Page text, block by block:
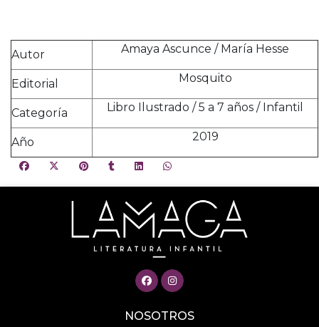
Autor Amaya Ascunce / María Hesse
Editorial Mosquito
Categoría Libro Ilustrado / 5 a 7 años / Infantil
Año 2019
NOSOTROS